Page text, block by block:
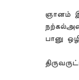
ஞானம்
பானு